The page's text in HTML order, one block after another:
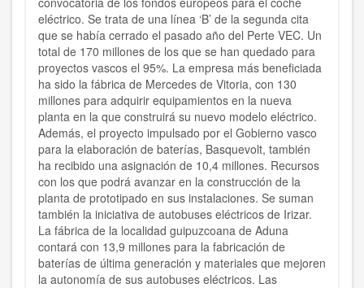
eléctrico. Se trata de una línea ‘B’ de la segunda cita
que se había cerrado el pasado año del Perte VEC. Un
total de 170 millones de los que se han quedado para
proyectos vascos el 95%. La empresa más beneficiada
ha sido la fábrica de Mercedes de Vitoria, con 130
millones para adquirir equipamientos en la nueva
planta en la que construirá su nuevo modelo eléctrico.
Además, el proyecto impulsado por el Gobierno vasco
para la elaboración de baterías, Basquevolt, también
ha recibido una asignación de 10,4 millones. Recursos
con los que podrá avanzar en la construcción de la
planta de prototipado en sus instalaciones. Se suman
también la iniciativa de autobuses eléctricos de Irizar.
La fábrica de la localidad guipuzcoana de Aduna
contará con 13,9 millones para la fabricación de
baterías de última generación y materiales que mejoren
la autonomía de sus autobuses eléctricos. Las